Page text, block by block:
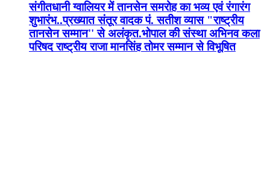
संगीतधानी ग्वालियर में तानसेन समरोह का भव्य एवं रंगारंग
शुभारंभ..प्रख्यात संतूर वादक पं. सतीश व्यास "राष्ट्रीय
तानसेन सम्मान'' से अलंकृत.भोपाल की संस्था अभिनव कला
परिषद राष्ट्रीय राजा मानसिंह तोमर सम्मान से विभूषित